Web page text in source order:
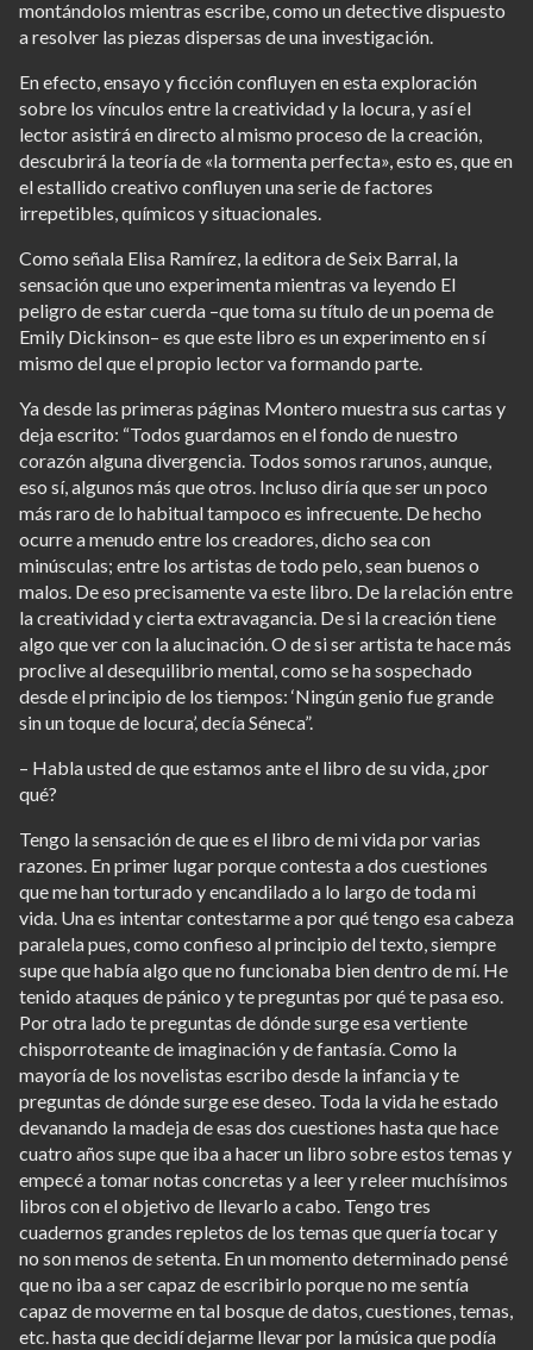
montándolos mientras escribe, como un detective dispuesto
a resolver las piezas dispersas de una investigación.
En efecto, ensayo y ficción confluyen en esta exploración
sobre los vínculos entre la creatividad y la locura, y así el
lector asistirá en directo al mismo proceso de la creación,
descubrirá la teoría de «la tormenta perfecta», esto es, que en
el estallido creativo confluyen una serie de factores
irrepetibles, químicos y situacionales.
Como señala Elisa Ramírez, la editora de Seix Barral, la
sensación que uno experimenta mientras va leyendo El
peligro de estar cuerda –que toma su título de un poema de
Emily Dickinson– es que este libro es un experimento en sí
mismo del que el propio lector va formando parte.
Ya desde las primeras páginas Montero muestra sus cartas y
deja escrito: “Todos guardamos en el fondo de nuestro
corazón alguna divergencia. Todos somos rarunos, aunque,
eso sí, algunos más que otros. Incluso diría que ser un poco
más raro de lo habitual tampoco es infrecuente. De hecho
ocurre a menudo entre los creadores, dicho sea con
minúsculas; entre los artistas de todo pelo, sean buenos o
malos. De eso precisamente va este libro. De la relación entre
la creatividad y cierta extravagancia. De si la creación tiene
algo que ver con la alucinación. O de si ser artista te hace más
proclive al desequilibrio mental, como se ha sospechado
desde el principio de los tiempos: ‘Ningún genio fue grande
sin un toque de locura’, decía Séneca”.
– Habla usted de que estamos ante el libro de su vida, ¿por
qué?
Tengo la sensación de que es el libro de mi vida por varias
razones. En primer lugar porque contesta a dos cuestiones
que me han torturado y encandilado a lo largo de toda mi
vida. Una es intentar contestarme a por qué tengo esa cabeza
paralela pues, como confieso al principio del texto, siempre
supe que había algo que no funcionaba bien dentro de mí. He
tenido ataques de pánico y te preguntas por qué te pasa eso.
Por otra lado te preguntas de dónde surge esa vertiente
chisporroteante de imaginación y de fantasía. Como la
mayoría de los novelistas escribo desde la infancia y te
preguntas de dónde surge ese deseo. Toda la vida he estado
devanando la madeja de esas dos cuestiones hasta que hace
cuatro años supe que iba a hacer un libro sobre estos temas y
empecé a tomar notas concretas y a leer y releer muchísimos
libros con el objetivo de llevarlo a cabo. Tengo tres
cuadernos grandes repletos de los temas que quería tocar y
no son menos de setenta. En un momento determinado pensé
que no iba a ser capaz de escribirlo porque no me sentía
capaz de moverme en tal bosque de datos, cuestiones, temas,
etc. hasta que decidí dejarme llevar por la música que podía